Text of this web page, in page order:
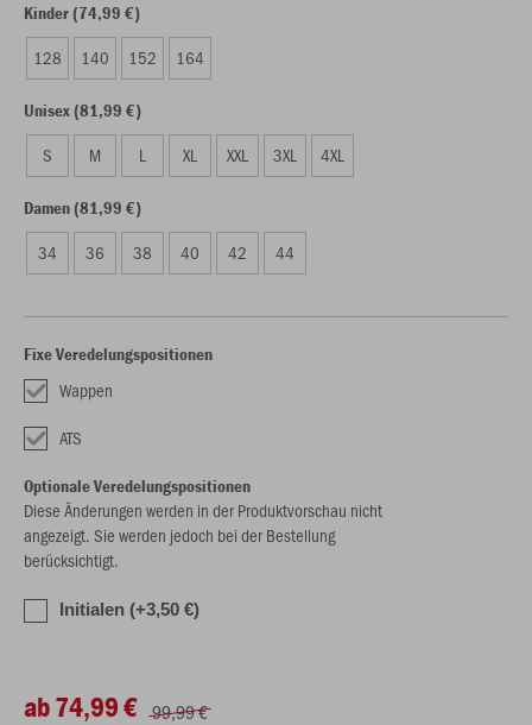
Kinder (74,99 €)
128 140 152 164
Unisex (81,99 €)
S M L XL XXL 3XL 4XL
Damen (81,99 €)
34 36 38 40 42 44
Fixe Veredelungspositionen
Wappen
ATS
Optionale Veredelungspositionen
Diese Änderungen werden in der Produktvorschau nicht
angezeigt. Sie werden jedoch bei der Bestellung
berücksichtigt.
Initialen (+3,50 €)
ab 74,99 € 99,99 €